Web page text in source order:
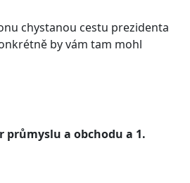
chystanou cestu prezidenta
by vám tam mohl
průmyslu a obchodu a 1.